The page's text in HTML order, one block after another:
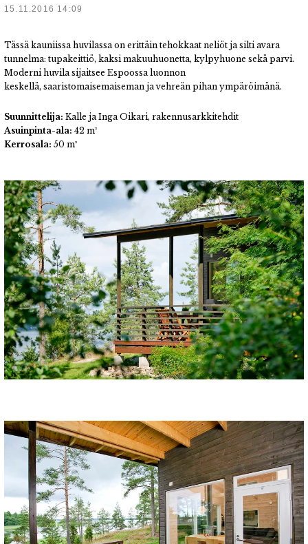
15.11.2016 14:09
Tässä kauniissa huvilassa on erittäin tehokkaat neliöt ja silti avara
tunnelma: tupakeittiö, kaksi makuuhuonetta, kylpyhuone sekä parvi.
Moderni huvila sijaitsee Espoossa luonnon
keskellä, saaristomaisemaiseman ja vehreän pihan ympäröimänä.
Suunnittelija: Kalle ja Inga Oikari, rakennusarkkitehdit
Asuinpinta-ala: 42 m²
Kerrosala: 50 m²